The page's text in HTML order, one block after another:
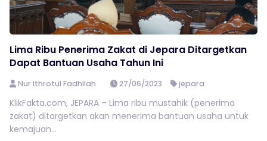
Lima Ribu Penerima Zakat di Jepara Ditargetkan
Dapat Bantuan Usaha Tahun Ini
Nur Ithrotul Fadhilah 27/06/2023 jepara
KlikFakta.com, JEPARA – Lima ribu mustahik (penerima
zakat) ditargetkan akan menerima bantuan usaha untuk
kemajuan...